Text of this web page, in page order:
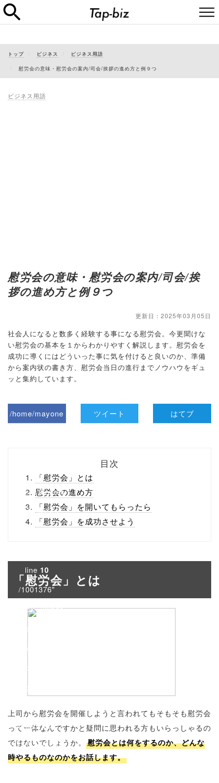
トップ ビジネス ビジネス用語
慰労会の意味・慰労会の案内/司会/挨拶の進め方と例９つ
ビジネス用語
慰労会の意味・慰労会の案内/司会/挨
拶の進め方と例９つ
更新日：2025年03月05日
社会人になると数多く経験する事になる慰労会。今更聞けな
い慰労会の基本を１からわかりやすく解説します。慰労会を
成功に導くにはどういった事に気を付けると良いのか、準備
から案内状の書き方、慰労会当日の進行までノウハウをギュ
ッと集約しています。
/home/mayone
ml/wp-
content/themes
/tapbiz_theme/
parts/sns-
line 10
/1001376"
onclick="windo
w.open(this.hre
f, 'Gwindow',
'width=550,
height=450,
toolbar=no,
scrollbars=yes'
); return
ツイート はてブ
目次
「慰労会」とは
慰労会の進め方
「慰労会」を開いてもらったら
「慰労会」を成功させよう
「慰労会」とは
上司から慰労会を開催しようと言われてもそもそも慰労会
って一体なんですかと疑問に思われる方もいらっしゃるの
ではないでしょうか。
慰労会とは何をするのか、どんな
時やるものなのかをお話します。